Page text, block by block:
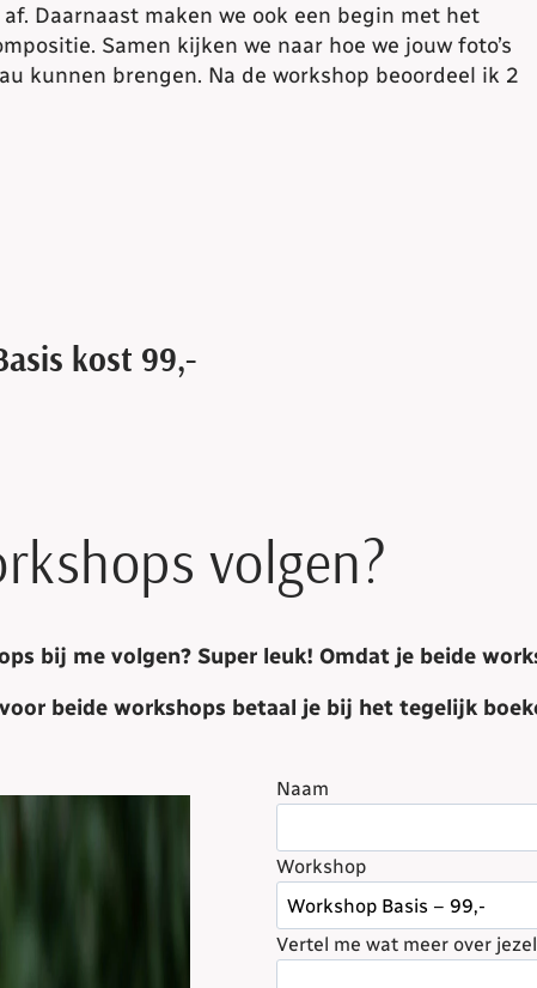
Daarnaast maken we ook een begin met het
Samen kijken we naar hoe we jouw foto’s
kunnen brengen. Na de workshop beoordeel ik 2
kost 99,-
volgen?
bij me volgen? Super leuk! Omdat je beide
beide workshops betaal je bij het tegelijk
Naam
Workshop
Vertel me wat meer over